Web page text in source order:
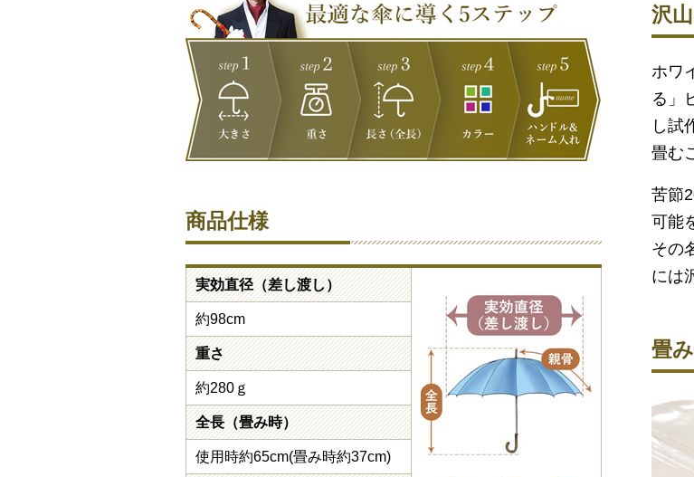
商品仕様
実効直径（差し渡し）
約98cm
重さ
約280ｇ
全長（畳み時）
使用時約65cm(畳み時約37cm)
沢
ホワ
る」
し試
畳む
苦節
可能
その
には
畳